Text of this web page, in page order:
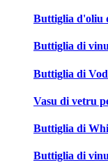
Buttiglia d'oliu
Buttiglia di vinu
Buttiglia di
Vasu di vetru
Buttiglia di
Buttiglia di vinu